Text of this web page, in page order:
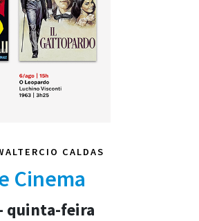
CALDAS
Cinema
quinta-feira